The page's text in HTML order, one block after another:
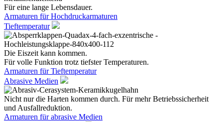
Für eine lange Lebensdauer.
Armaturen für Hochdruckarmaturen
Tieftemperatur
Die Eiszeit kann kommen.
Für volle Funktion trotz tiefster Temperaturen.
Armaturen für Tieftemperatur
Abrasive Medien
Nicht nur die Harten kommen durch. Für mehr Betriebssicherheit
und Ausfallreduktion.
Armaturen für abrasive Medien